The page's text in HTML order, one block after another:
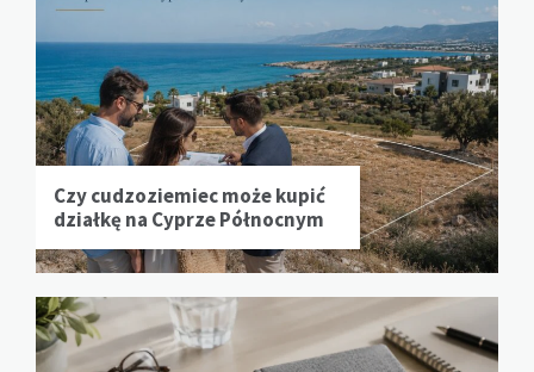
Czy cudzoziemiec może kupić
działkę na Cyprze Północnym